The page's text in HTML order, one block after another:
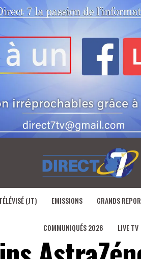
(JT) EMISSIONS GRANDS
COMMUNIQUÉS 2026 LIVE TV